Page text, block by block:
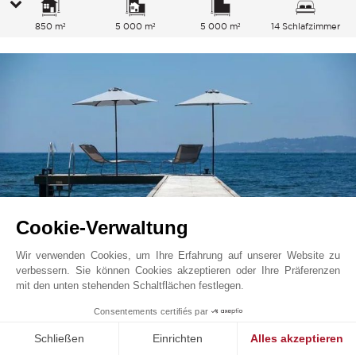
850 m² 5 000 m² 5 000 m² 14 Schlafzimmer
Sainte Maxime
Preis ab 37 500 EUR
Cookie-Verwaltung
Wir verwenden Cookies, um Ihre Erfahrung auf unserer Website zu
verbessern. Sie können Cookies akzeptieren oder Ihre Präferenzen
mit den unten stehenden Schaltflächen festlegen.
Consentements certifiés par
Schließen Einrichten Alles akzeptieren